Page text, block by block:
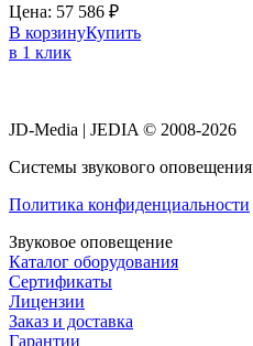
Цена: 57 586 ₽
В корзинуКупить
в 1 клик
JD-Media | JEDIA © 2008-2026
Системы звукового оповещения
Политика конфиденциальности
Звуковое оповещение
Каталог оборудования
Сертификаты
Лицензии
Заказ и доставка
Гарантии